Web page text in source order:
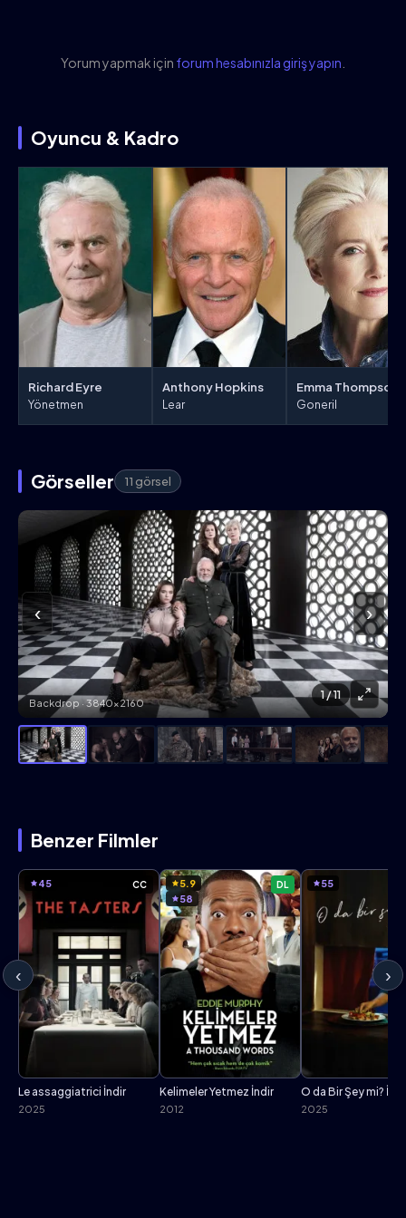
Yorum yapmak için forum hesabınızla giriş yapın
Oyuncu & Kadro
Richard Eyre
Yönetmen
Anthony Hopkins
Lear
Emma Thompson
Goneril
Görseller 11 görsel
‹
Backdrop · 3840×2160
›
1/ 11
Benzer Filmler
‹
CC
45
Le assaggiatrici İndir
2025
DL
5.9
58
Kelimeler Yetmez İndir
2012
55
O da Bir Şey mi?
2025
›